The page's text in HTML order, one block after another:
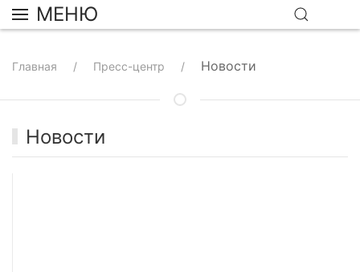
МЕНЮ
Главная Пресс-центр Новости
Новости